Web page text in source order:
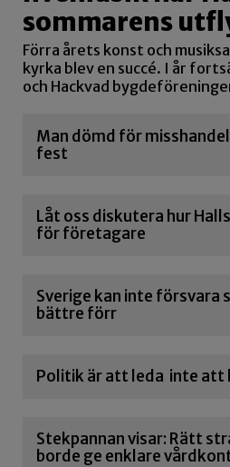
sommarens
Förra årets konst och
kyrka blev en succé. I år
och Hackvad
Man dömd för
fest
Låt oss diskutera hur
för företagare
Sverige kan inte försvara
bättre förr
Politik är att leda inte att
Stekpannan visar: Rätt
borde ge enklare